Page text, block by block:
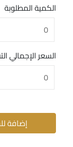
الكمية المطلوبة
السعر الإجمالي
إضافة